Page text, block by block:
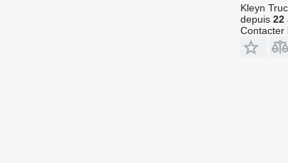
Kleyn
depuis 22
Contacter